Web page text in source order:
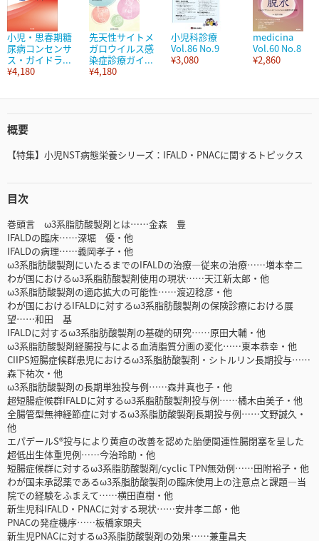
小児・思春期糖
尿病コンセンサ
ス・ガイドラ...
¥4,180
先天性サイトメ
ガロウイルス感
染症診療ガイ...
¥4,180
小児科診療
Vol.86 No.9
¥3,080
medicina
Vol.60 No.8
¥2,860
概要
【特集】小児NST病態栄養シリーズ：IFALD・PNACに関するトピックス
目次
巻頭言 ω3系脂肪酸製剤とは……金森 豊
IFALDの臨床……深堀 優・他
IFALDの病理……義岡孝子・他
ω3系脂肪酸製剤にいたるまでのIFALDの治療―従来の治療……増本幸二
わが国におけるω3系脂肪酸製剤使用の現状……天江新太郎・他
ω3系脂肪酸製剤の適応拡大の可能性……渡辺稔彦・他
わが国におけるIFALDに対するω3系脂肪酸製剤の保険診療における展
望……和田 基
IFALDに対するω3系脂肪酸製剤の基礎的研究……原田大輔・他
ω3系脂肪酸製剤経腸投与による血清脂質分画の変化……東本恭幸・他
CIIPS短腸症候群患児におけるω3系脂肪酸製剤・シトルリン長期投与……
森下祐次・他
ω3系脂肪酸製剤の長期単独投与例……森井真也子・他
超短腸症候群IFALDに対するω3系脂肪酸製剤投与例……橘木由美子・他
全腸管型無神経節症に対するω3系脂肪酸製剤長期投与例……文野誠久・
他
エパデールS®投与により黄疸の改善を認めた胎便関連性腸閉塞を呈した
超低出生体重児例……今治玲助・他
短腸症候群に対するω3系脂肪酸製剤/cyclic TPN無効例……田附裕子・他
わが国未承認薬であるω3系脂肪酸製剤の臨床使用上の注意点と課題―当
院での経験をふまえて……横田直樹・他
新生児科IFALD・PNACに対する現状……安井孝二郎・他
PNACの発症機序……板橋家頭夫
新生児PNACに対するω3系脂肪酸製剤の効果……兼重昌夫